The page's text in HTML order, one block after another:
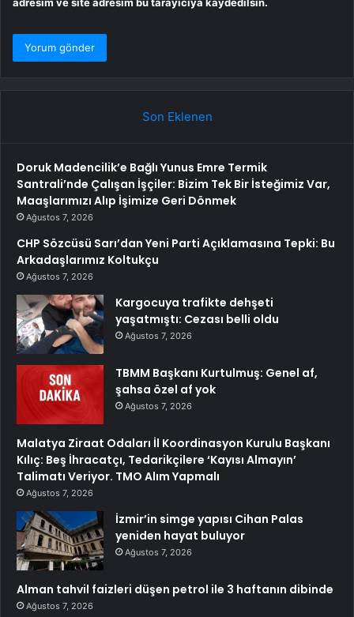
adresim ve site adresim bu tarayıcıya kaydedilsin.
Son Eklenen
Doruk Madencilik’e Bağlı Yunus Emre Termik
Santrali’nde Çalışan İşçiler: Bizim Tek Bir İsteğimiz Var,
Maaşlarımızı Alıp İşimize Geri Dönmek
Ağustos 7, 2026
CHP Sözcüsü Sarı’dan Yeni Parti Açıklamasına Tepki: Bu
Arkadaşlarımız Koltukçu
Ağustos 7, 2026
Kargocuya trafikte dehşeti
yaşatmıştı: Cezası belli oldu
Ağustos 7, 2026
TBMM Başkanı Kurtulmuş: Genel af,
şahsa özel af yok
Ağustos 7, 2026
Malatya Ziraat Odaları İl Koordinasyon Kurulu Başkanı
Kılıç: Beş İhracatçı, Tedarikçilere ‘Kayısı Almayın’
Talimatı Veriyor. TMO Alım Yapmalı
Ağustos 7, 2026
İzmir’in simge yapısı Cihan Palas
yeniden hayat buluyor
Ağustos 7, 2026
Alman tahvil faizleri düşen petrol ile 3 haftanın dibinde
Ağustos 7, 2026